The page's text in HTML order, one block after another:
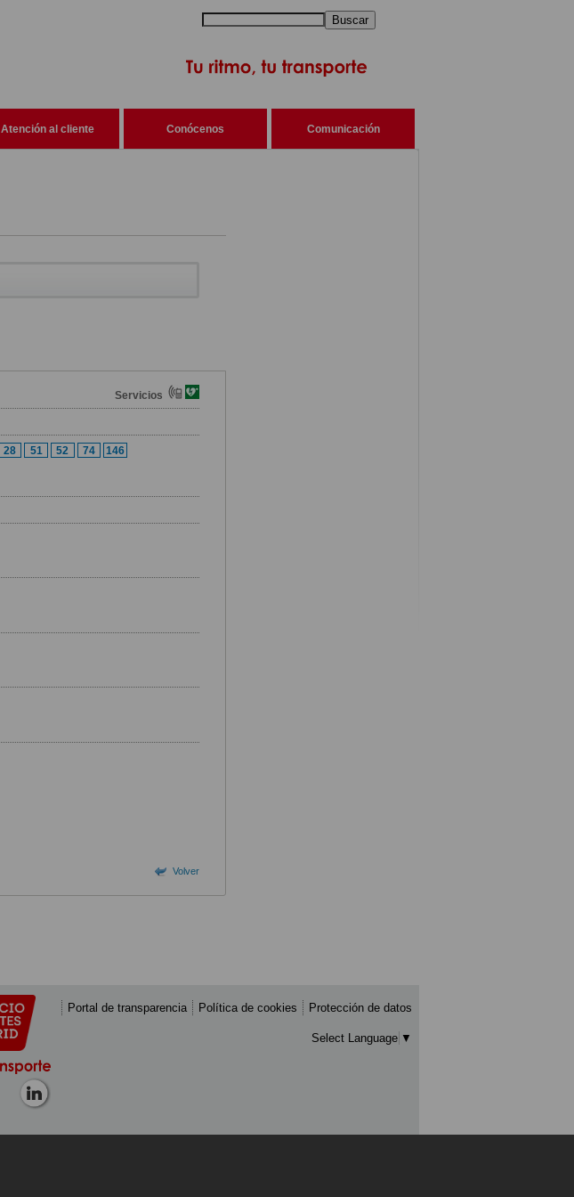
Buscar
Atención al cliente Conócenos Comunicación
Servicios
28 51 52 74
146
Volver
Portal de transparencia Política de cookies Protección de datos
Select Language ▼